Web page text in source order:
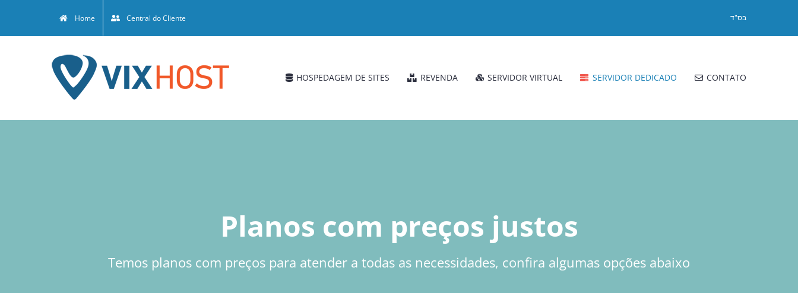
Home Central do Cliente בס"ד
HOSPEDAGEM DE SITES REVENDA SERVIDOR VIRTUAL SERVIDOR DEDICADO CONTATO
Planos com preços justos
Temos planos com preços para atender a todas as necessidades, confira algumas opções abaixo